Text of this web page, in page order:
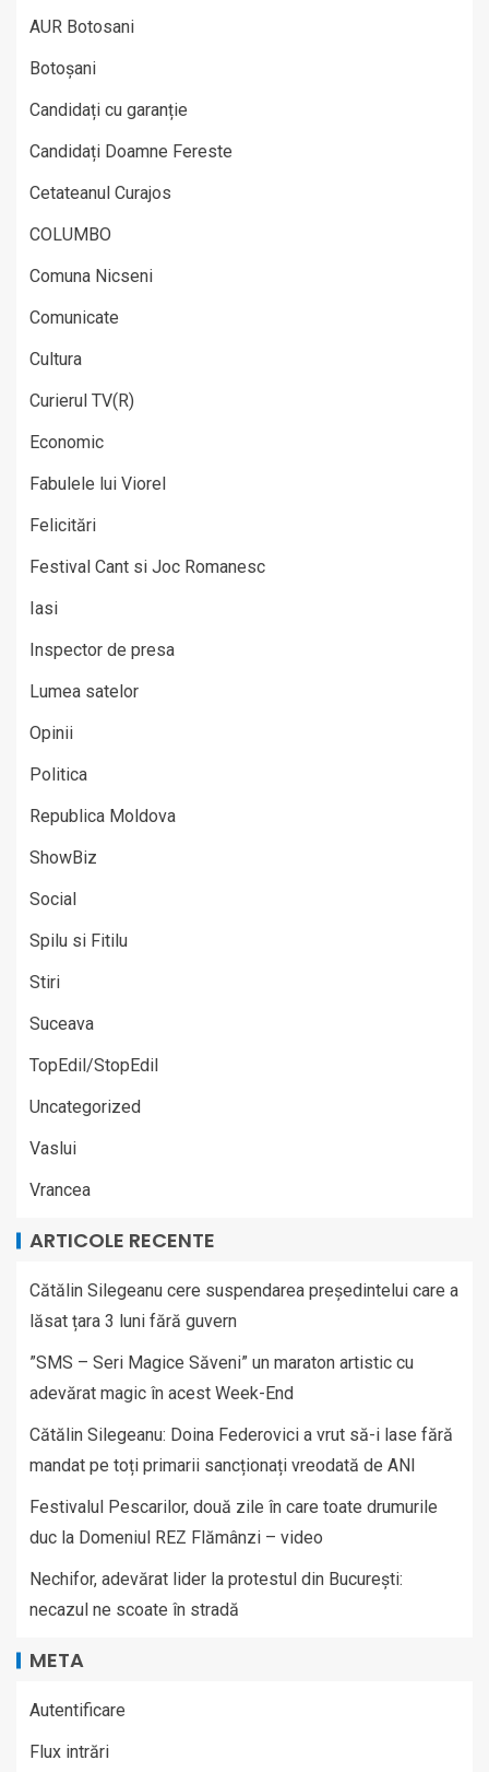
AUR Botosani
Botoșani
Candidați cu garanție
Candidați Doamne Fereste
Cetateanul Curajos
COLUMBO
Comuna Nicseni
Comunicate
Cultura
Curierul TV(R)
Economic
Fabulele lui Viorel
Felicitări
Festival Cant si Joc Romanesc
Iasi
Inspector de presa
Lumea satelor
Opinii
Politica
Republica Moldova
ShowBiz
Social
Spilu si Fitilu
Stiri
Suceava
TopEdil/StopEdil
Uncategorized
Vaslui
Vrancea
ARTICOLE RECENTE
Cătălin Silegeanu cere suspendarea președintelui care a
lăsat țara 3 luni fără guvern
”SMS – Seri Magice Săveni” un maraton artistic cu
adevărat magic în acest Week-End
Cătălin Silegeanu: Doina Federovici a vrut să-i lase fără
mandat pe toți primarii sancționați vreodată de ANI
Festivalul Pescarilor, două zile în care toate drumurile
duc la Domeniul REZ Flămânzi – video
Nechifor, adevărat lider la protestul din București:
necazul ne scoate în stradă
META
Autentificare
Flux intrări